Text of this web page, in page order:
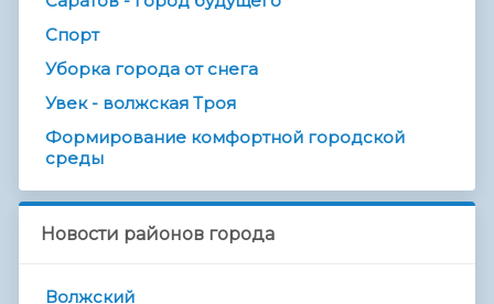
Спорт
Уборка города от снега
Увек - волжская Троя
Формирование комфортной городской
среды
Новости районов города
Волжский